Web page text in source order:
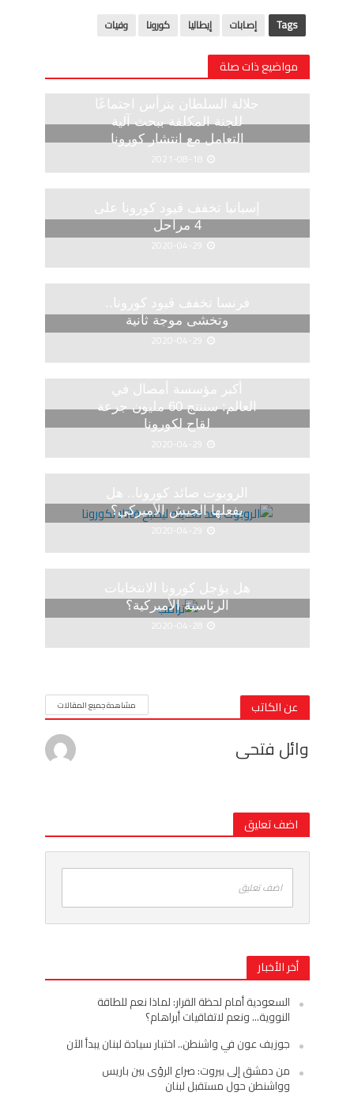
Tags إصابات إيطاليا كورونا وفيات
مواضيع ذات صلة
جلالة السلطان يترأس اجتماعًا
للجنة المكلفة ببحث آلية
التعامل مع انتشار كورونا
2021-08-18
إسبانيا تخفف قيود كورونا على
4 مراحل
2020-04-29
فرنسا تخفف قيود كورونا..
وتخشى موجة ثانية
2020-04-29
أكبر مؤسسة أمصال في
العالم: سننتج 60 مليون جرعة
لقاح لكورونا
2020-04-29
الروبوت صائد كورونا.. هل
يفعلها الجيش الأميركي؟
2020-04-29
هل يؤجل كورونا الانتخابات
الرئاسية الأميركية؟
2020-04-28
عن الكاتب مشاهدة جميع المقالات
وائل فتحى
اضف تعليق
اضف تعليق
أخر الأخبار
السعودية أمام لحظة القرار: لماذا نعم للطاقة
النووية… ونعم لاتفاقيات أبراهام؟
جوزيف عون في واشنطن.. اختبار سيادة لبنان يبدأ الآن
من دمشق إلى بيروت: صراع الرؤى بين باريس
وواشنطن حول مستقبل لبنان